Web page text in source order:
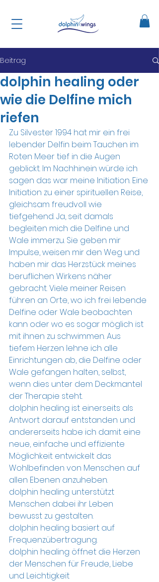
Beitrag
dolphin healing oder
wie die Delfine mich
riefen
Zu Silvester 1994 hat mir ein frei
lebender Delfin beim Tauchen im
Roten Meer tief in die Augen
geblickt. Im Nachhinein würde ich
sagen das war meine Initiation. Eine
Initiation zu einer spirituellen Reise,
gleichsam freudvoll wie
tiefgehend. Ja, seit damals
begleiten mich die Delfine und
Wale immerzu. Sie geben mir
Impulse, weisen mir den Weg und
haben mir das Herzstück meines
beruflichen Wirkens näher
gebracht. Viele meiner Reisen
führen an Orte, wo ich frei lebende
Delfine oder Wale beobachten
kann oder wo es sogar möglich ist
mit ihnen zu schwimmen. Aus
tiefem Herzen lehne ich alle
Einrichtungen ab, die Delfine oder
Wale gefangen halten, selbst,
wenn dies unter dem Deckmantel
der Therapie steht.
dolphin healing ist einerseits als
Antwort darauf entstanden und
andererseits habe ich damit eine
neue, einfache und effiziente
Möglichkeit entwickelt das
Wohlbefinden von Menschen auf
allen Ebenen anzuheben.
dolphin healing unterstützt
Menschen dabei ihr Leben
bewusst zu gestalten.
dolphin healing basiert auf
Frequenzübertragung.
dolphin healing öffnet die Herzen
der Menschen für Freude, Liebe
und Leichtigkeit